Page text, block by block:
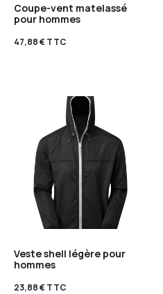
Coupe-vent matelassé
pour hommes
47,88€TTC
Veste shell légère pour
hommes
23,88€TTC